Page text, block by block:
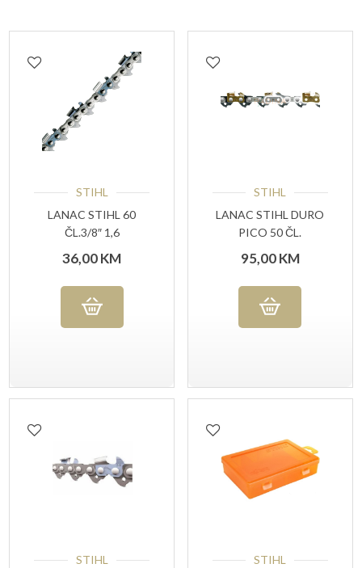
STIHL
LANAC STIHL 60
ČL.3/8″ 1,6
36,00KM
STIHL
LANAC STIHL DURO
PICO 50 ČL.
95,00KM
STIHL
STIHL